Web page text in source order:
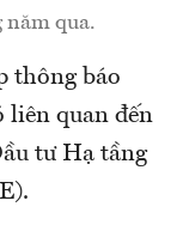
năm qua.
thông báo
liên quan đến
tư Hạ tầng